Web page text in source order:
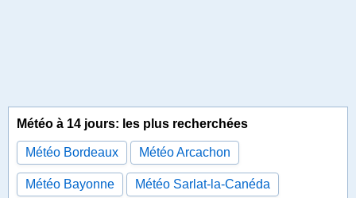
Météo à 14 jours: les plus recherchées
Météo Bordeaux Météo Arcachon
Météo Bayonne Météo Sarlat-la-Canéda